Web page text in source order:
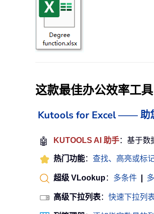
这款最佳办公效率工具
Kutools for Excel —— 助
🤖 KUTOOLS AI 助手：基于数
热门功能： 查找、高亮或标
超级 VLookup： 多条件
高级下拉列表： 快速下拉列